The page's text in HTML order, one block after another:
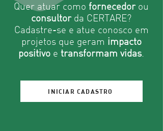
Quer atuar como fornecedor ou
consultor da CERTARE?
Cadastre-se e atue conosco em
projetos que geram impacto
positivo e transformam vidas.
INICIAR CADASTRO